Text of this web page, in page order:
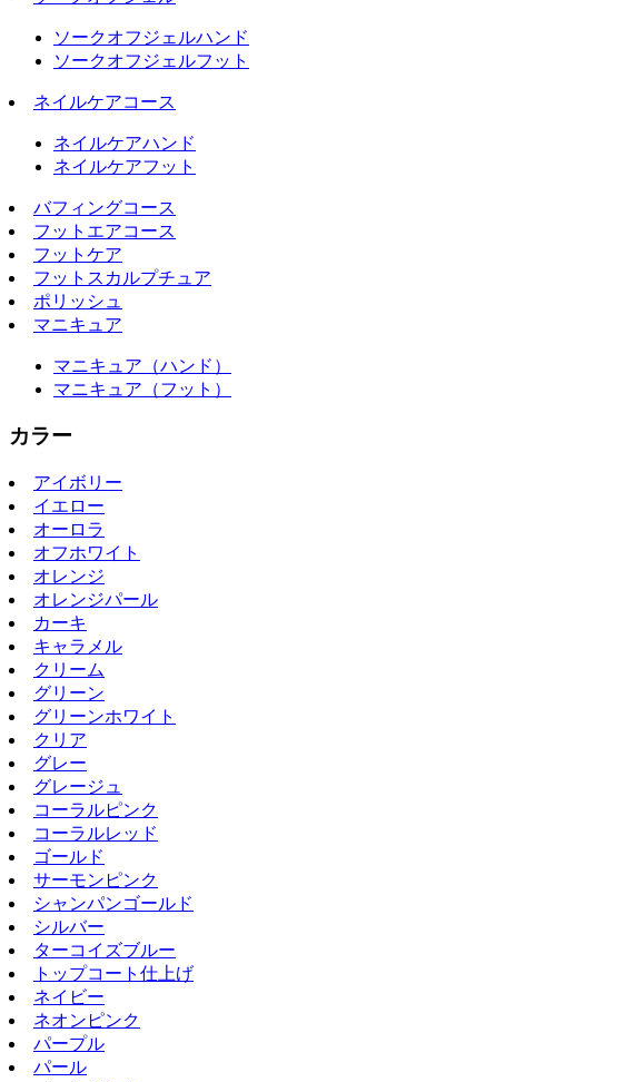
ソークオフジェルハンド
ソークオフジェルフット
ネイルケアコース
ネイルケアハンド
ネイルケアフット
バフィングコース
フットエアコース
フットケア
フットスカルプチュア
ポリッシュ
マニキュア
マニキュア（ハンド）
マニキュア（フット）
カラー
アイボリー
イエロー
オーロラ
オフホワイト
オレンジ
オレンジパール
カーキ
キャラメル
クリーム
グリーン
グリーンホワイト
クリア
グレー
グレージュ
コーラルピンク
コーラルレッド
ゴールド
サーモンピンク
シャンパンゴールド
シルバー
ターコイズブルー
トップコート仕上げ
ネイビー
ネオンピンク
パープル
パール